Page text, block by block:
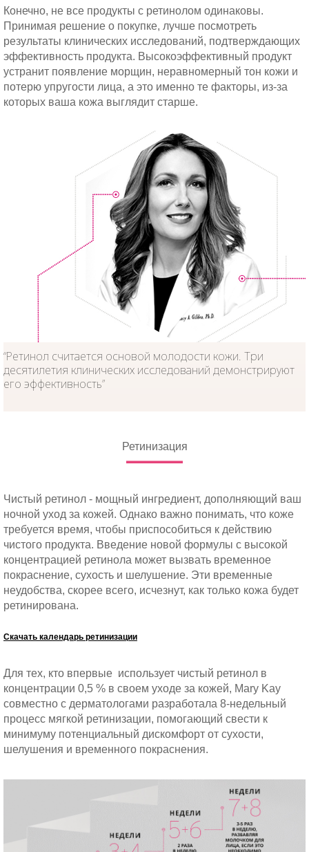
Конечно, не все продукты с ретинолом одинаковы.
Принимая решение о покупке, лучше посмотреть
результаты клинических исследований, подтверждающих
эффективность продукта. Высокоэффективный продукт
устранит появление морщин, неравномерный тон кожи и
потерю упругости лица, а это именно те факторы, из-за
которых ваша кожа выглядит старше.
“Ретинол считается основой молодости кожи. Три
десятилетия клинических исследований демонстрируют
его эффективность”
Ретинизация
Чистый ретинол - мощный ингредиент, дополняющий ваш
ночной уход за кожей. Однако важно понимать, что коже
требуется время, чтобы приспособиться к действию
чистого продукта. Введение новой формулы с высокой
концентрацией ретинола может вызвать временное
покраснение, сухость и шелушение. Эти временные
неудобства, скорее всего, исчезнут, как только кожа будет
ретинирована.
Скачать календарь ретинизации
Для тех, кто впервые использует чистый ретинол в
концентрации 0,5 % в своем уходе за кожей, Mary Kay
совместно с дерматологами разработала 8-недельный
процесс мягкой ретинизации, помогающий свести к
минимуму потенциальный дискомфорт от сухости,
шелушения и временного покраснения.